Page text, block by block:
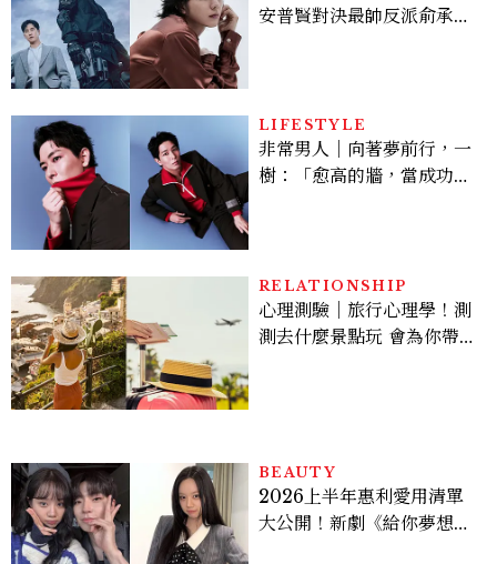
安普賢對決最帥反派俞承
多大？
LIFESTYLE
非常男人｜向著夢前行，一
樹：「愈高的牆，當成功爬
RELATIONSHIP
心理測驗｜旅行心理學！測
測去什麼景點玩 會為你帶來
BEAUTY
2026上半年惠利愛用清單
大公開！新劇《給你夢想》